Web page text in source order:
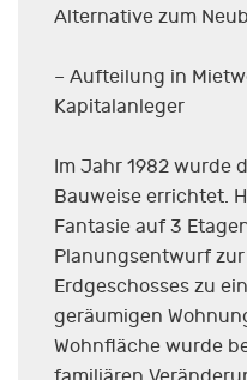
Alternative zum
– Aufteilung in
Kapitalanleger
Im Jahr 1982 wurde
Bauweise errichtet.
Fantasie auf 3
Planungsentwurf
Erdgeschosses zu
geräumigen
Wohnfläche wurde